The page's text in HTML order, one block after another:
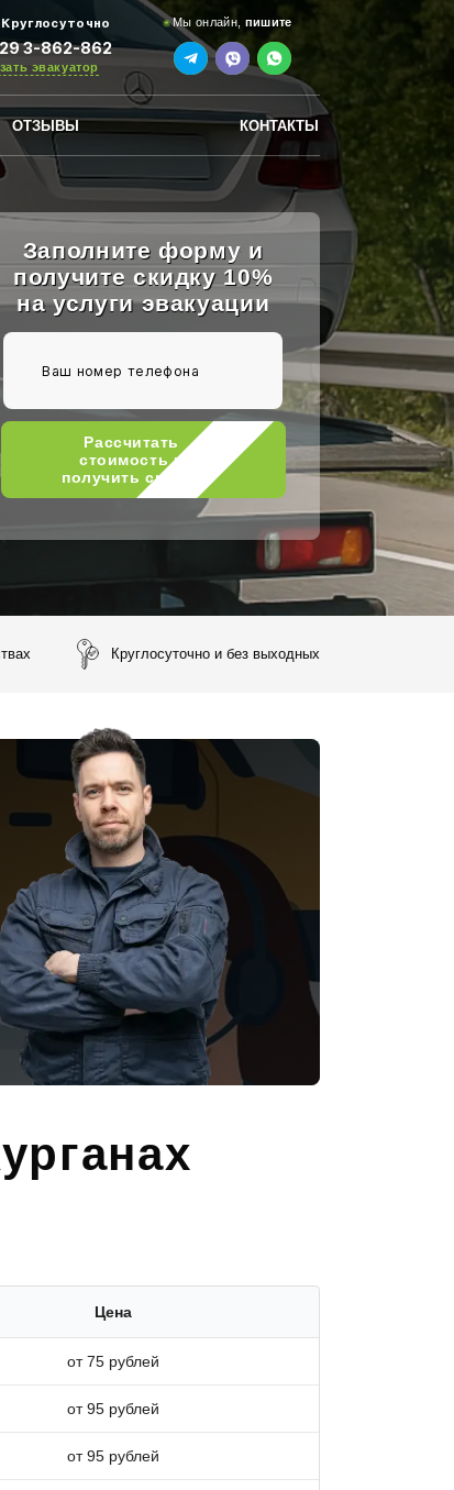
Круглосуточно
3-862-862
эвакуатор
Мы онлайн, пишите
ОТЗЫВЫ КОНТАКТЫ
Заполните форму и
получите скидку 10%
на услуги эвакуации
Рассчитать
стоимость и
получить скидку
Круглосуточно и без выходных
Цена
от 75 рублей
от 95 рублей
от 95 рублей